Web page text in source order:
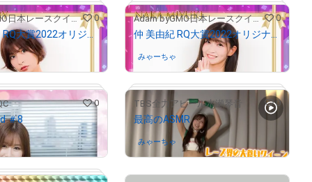
# 549/2000 # 41/2000
Adam byGMO日本レースクイーン大賞2022 0
藤井マリー RQ大賞2022オリジナルNFTトレカ
さんが保有中
Adam byGMO日本レースクイーン大賞2022 0
仲 美由紀 RQ大賞2022オリジナルNFTトレカ
みゃーちゃ さんが保有中
0
＃8
さんが保有中
# 1997/10000
TBS全力アピール水瀬琴音 0
最高のASMR
みゃーちゃ さんが保有中